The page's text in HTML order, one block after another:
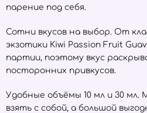
парение под себя.
Сотни вкусов на выбор. От
экзотики Kiwi Passion Fruit
партии, поэтому вкус
посторонних привкусов.
Удобные объёмы 10 мл и 30 мл.
взять с собой, а большой